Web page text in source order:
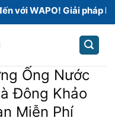
với WAPO! Giải pháp
Ống Nước
Đông Khảo
Miễn Phí